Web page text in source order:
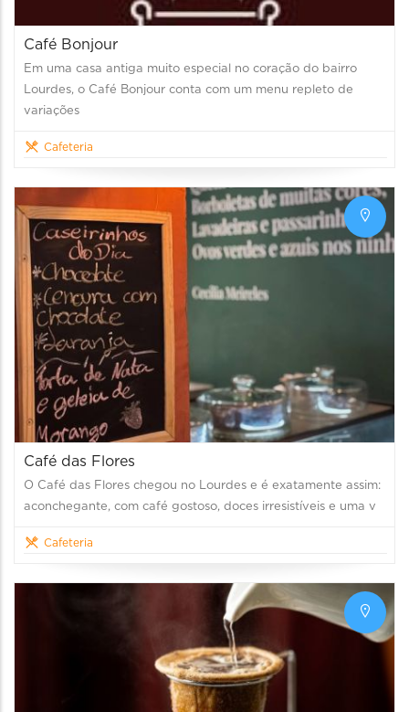
Café Bonjour
Em uma casa antiga muito especial no coração do bairro
Lourdes, o Café Bonjour conta com um menu repleto de
variações
Cafeteria
Café das Flores
O Café das Flores chegou no Lourdes e é exatamente assim:
aconchegante, com café gostoso, doces irresistíveis e uma v
Cafeteria